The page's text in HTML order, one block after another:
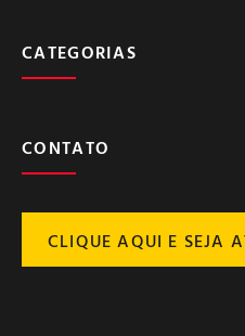
CATEGORIAS
CONTATO
CLIQUE AQUI E SEJA